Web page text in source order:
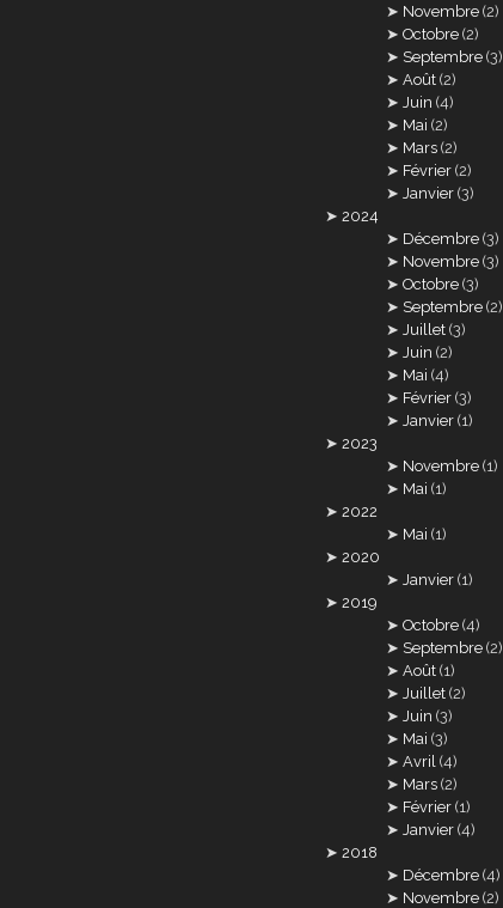
Novembre (2)
Octobre (2)
Septembre (3)
Août (2)
Juin (4)
Mai (2)
Mars (2)
Février (2)
Janvier (3)
2024
Décembre (3)
Novembre (3)
Octobre (3)
Septembre (2)
Juillet (3)
Juin (2)
Mai (4)
Février (3)
Janvier (1)
2023
Novembre (1)
Mai (1)
2022
Mai (1)
2020
Janvier (1)
2019
Octobre (4)
Septembre (2)
Août (1)
Juillet (2)
Juin (3)
Mai (3)
Avril (4)
Mars (2)
Février (1)
Janvier (4)
2018
Décembre (4)
Novembre (2)